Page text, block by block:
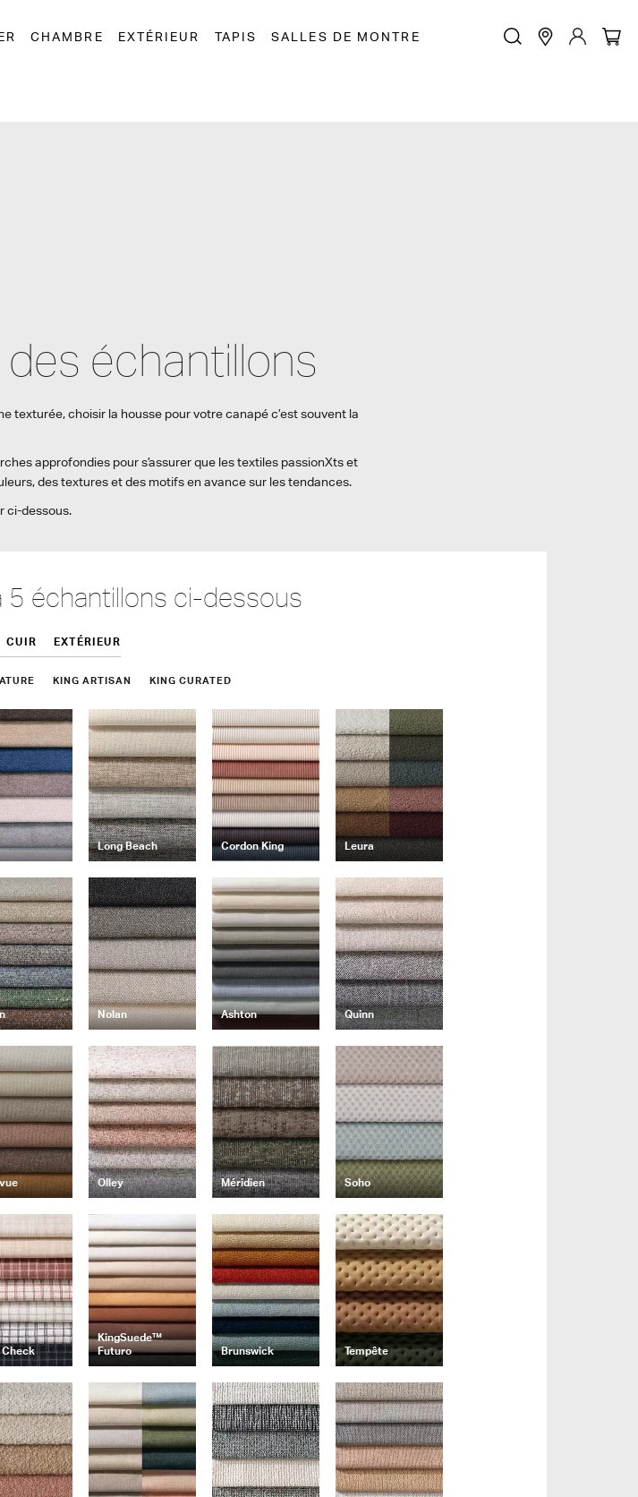
CHAMBRE EXTÉRIEUR TAPIS SALLES DE MONTRE
échantillons
texturée, choisir la housse pour votre canapé c’est souvent la
approfondies pour s’assurer que les textiles passionXts et
des textures et des motifs en avance sur les tendances.
ci-dessous.
5 échantillons ci-dessous
CUIR EXTÉRIEUR
KING ARTISAN KING CURATED
Long Beach Cordon King Leura
Nolan Ashton Quinn
Olley Méridien Soho
Check
KingSuede™
Futuro
Brunswick Tempête